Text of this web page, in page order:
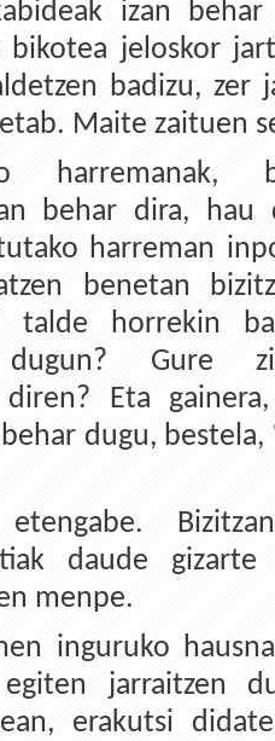
izan behar
bikotea jeloskor
badizu, zer
Maite zaituen
harremanak,
behar dira, hau
harreman
benetan
talde horrekin
dugun? Gure
diren? Eta
dugu, bestela,
daude gizarte
menpe.
inguruko
jarraitzen
erakutsi